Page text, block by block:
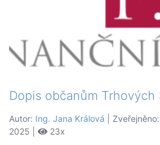
Dopis občanům Trhových
Autor: Ing. Jana Králová |
2025 |
23x